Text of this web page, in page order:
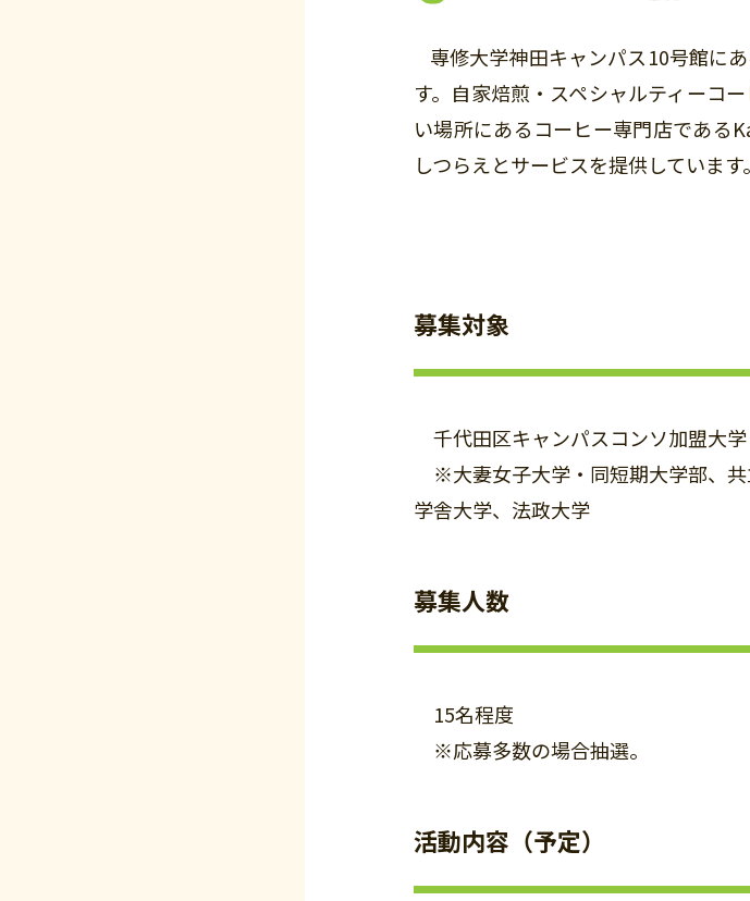
専修大学神田キャンパス10号館に
す。自家焙煎・スペシャルティーコ
い場所にあるコーヒー専門店である
しつらえとサービスを提供しています。
募集対象
千代田区キャンパスコンソ加盟大
※大妻女子大学・同短期大学部、共
学舎大学、法政大学
募集人数
15名程度
※応募多数の場合抽選。
活動内容（予定）